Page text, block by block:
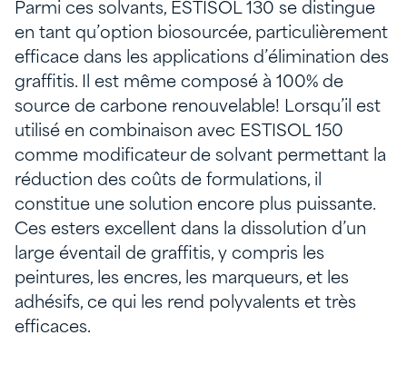
Parmi ces solvants, ESTISOL 130 se distingue
en tant qu’option biosourcée, particulièrement
efficace dans les applications d’élimination des
graffitis. Il est même composé à 100% de
source de carbone renouvelable! Lorsqu’il est
utilisé en combinaison avec ESTISOL 150
comme modificateur de solvant permettant la
réduction des coûts de formulations, il
constitue une solution encore plus puissante.
Ces esters excellent dans la dissolution d’un
large éventail de graffitis, y compris les
peintures, les encres, les marqueurs, et les
adhésifs, ce qui les rend polyvalents et très
efficaces.